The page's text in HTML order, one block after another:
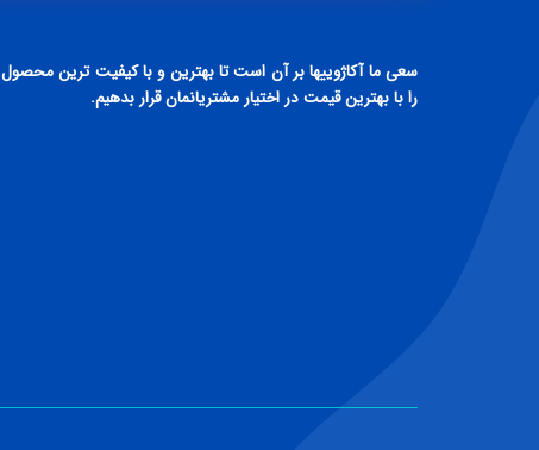
سعی ما آکاژوییها بر آن است تا بهترین و با کیفیت ترین محصول
را با بهترین قیمت در اختیار مشتریانمان قرار بدهیم.